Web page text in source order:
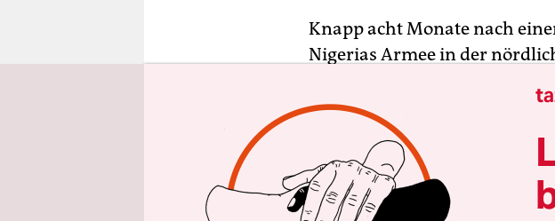
Knapp acht Monate nach
Nigerias Armee in der
Hoffnung weckt der gerade
Untersuchungskommission.
Das 13-köpfige Gremium, das
Kaduna eingesetzt hatte, ist